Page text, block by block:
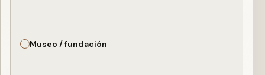
Museo / fundación